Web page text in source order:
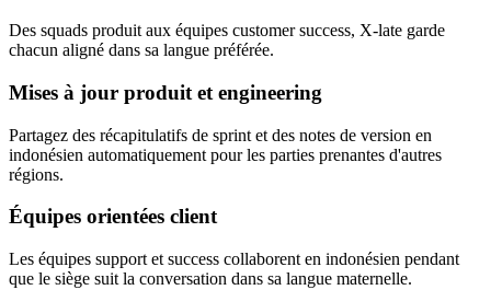
Des squads produit aux équipes customer success, X-late garde
chacun aligné dans sa langue préférée.
Mises à jour produit et engineering
Partagez des récapitulatifs de sprint et des notes de version en
indonésien automatiquement pour les parties prenantes d'autres
régions.
Équipes orientées client
Les équipes support et success collaborent en indonésien pendant
que le siège suit la conversation dans sa langue maternelle.